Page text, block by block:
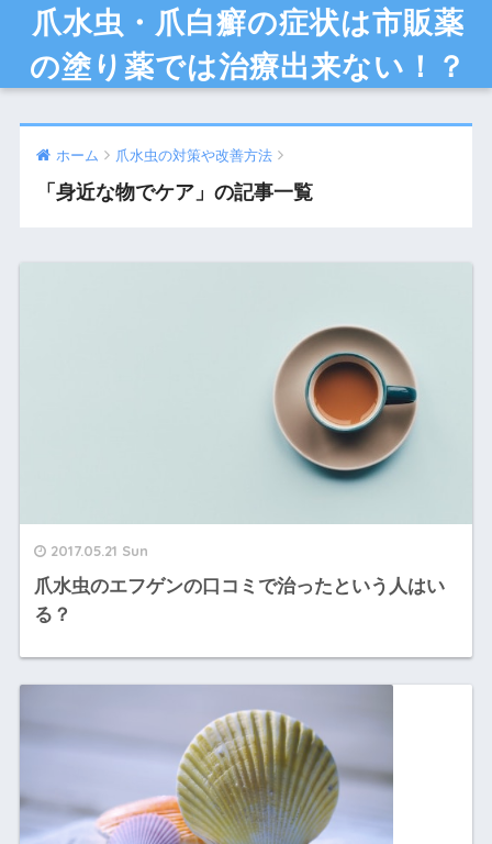
爪水虫・爪白癬の症状は市販薬
の塗り薬では治療出来ない！？
ホーム 爪水虫の対策や改善方法
「身近な物でケア」の記事一覧
2017.05.21 Sun
爪水虫のエフゲンの口コミで治ったという人はい
る？